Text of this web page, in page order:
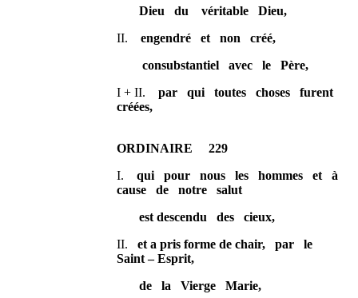
Dieu du véritable Dieu,
II.engendré et non créé,
consubstantiel avec le Père,
I + II.par qui toutes choses furent
créées,
ORDINAIRE 229
I.qui pour nous les hommes et à
cause de notre salut
est descendu des cieux,
II.et a pris forme de chair, par le
Saint – Esprit,
de la Vierge Marie,